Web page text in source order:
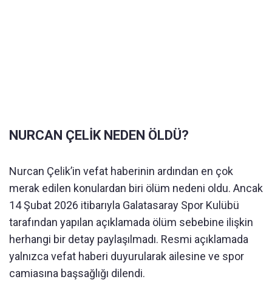
NURCAN ÇELİK NEDEN ÖLDÜ?
Nurcan Çelik’in vefat haberinin ardından en çok
merak edilen konulardan biri ölüm nedeni oldu. Ancak
14 Şubat 2026 itibarıyla Galatasaray Spor Kulübü
tarafından yapılan açıklamada ölüm sebebine ilişkin
herhangi bir detay paylaşılmadı. Resmi açıklamada
yalnızca vefat haberi duyurularak ailesine ve spor
camiasına başsağlığı dilendi.